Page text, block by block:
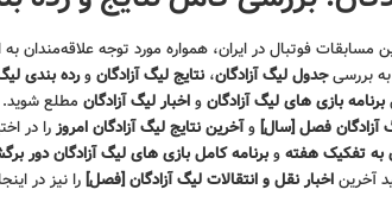
مسابقات فوتبال در ایران، همواره مورد توجه علاقه‌مندان
بررسیجدول لیگ آزادگان، نتایج لیگ آزادگانورده بندی
برنامه بازی های لیگ آزادگانواخبار لیگ آزادگان مطلع
آزادگان فصل [سال] وآخرین نتایج لیگ آزادگان امروزرا در
به تفکیک هفتهوبرنامه کامل بازی های لیگ آزادگان دور
آخریناخبار نقل و انتقالات لیگ آزادگان [فصل] را نیز در